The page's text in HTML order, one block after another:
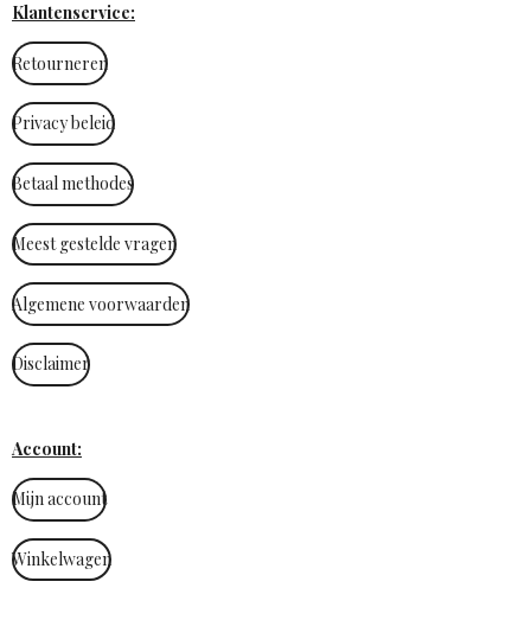
Klantenservice:
Retourneren
Privacy beleid
Betaal methodes
Meest gestelde vragen
Algemene voorwaarden
Disclaimer
Account:
Mijn account
Winkelwagen